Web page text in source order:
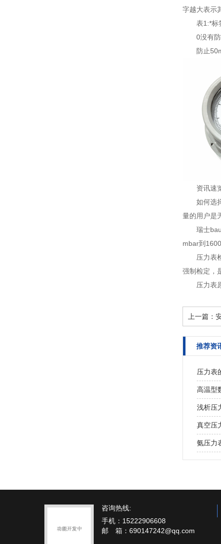
字越大表示
表1:*标
0没有
防止
资讯速
如何选
量的用户是
瑞士
mbar到
压力表
强制检定，
压力表
上一篇：
推荐资
压力表
高温型
浅析压
真空压
氨压力
咨询热线:
手机：15222906608
邮 箱：690147242@qq.com